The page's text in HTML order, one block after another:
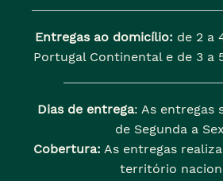
Entregas ao domicílio: de 2 a
Portugal Continental e de 3 a
Dias de entrega: As entregas
de Segunda a
Cobertura: As entregas
território